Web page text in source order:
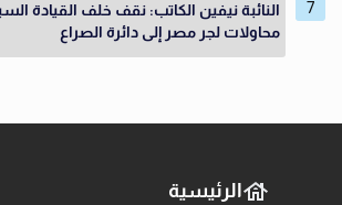
النائبة نيفين الكاتب: نقف خلف القيادة
محاولات لجر مصر إلى دائرة الصراع
الرئيسية